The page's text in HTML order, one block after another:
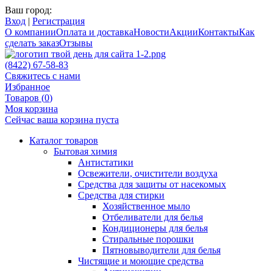
Ваш город:
Вход | Регистрация
О компанииОплата и доставкаНовостиАкцииКонтактыКак
сделать заказОтзывы
(8422) 67-58-83
Свяжитесь с нами
Избранное
Товаров (0)
Моя корзина
Сейчас ваша корзина пуста
Каталог товаров
Бытовая химия
Антистатики
Освежители, очистители воздуха
Средства для защиты от насекомых
Средства для стирки
Хозяйственное мыло
Отбеливатели для белья
Кондиционеры для белья
Стиральные порошки
Пятновыводители для белья
Чистящие и моющие средства